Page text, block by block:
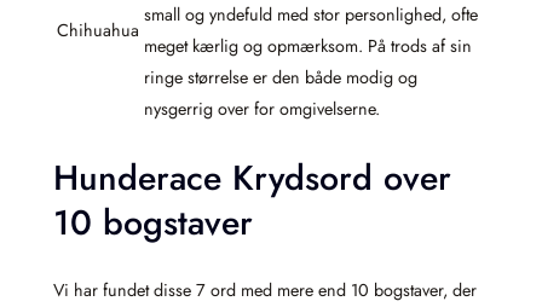
Chihuahua
small og yndefuld med stor personlighed, ofte
meget kærlig og opmærksom. På trods af sin
ringe størrelse er den både modig og
nysgerrig over for omgivelserne.
Hunderace Krydsord over
10 bogstaver
Vi har fundet disse 7 ord med mere end 10 bogstaver, der